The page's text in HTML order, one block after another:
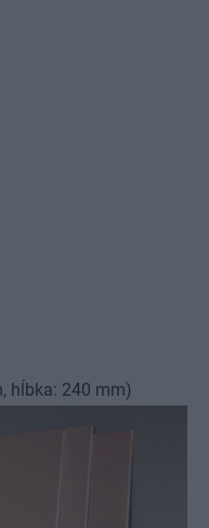
hĺbka: 240 mm)